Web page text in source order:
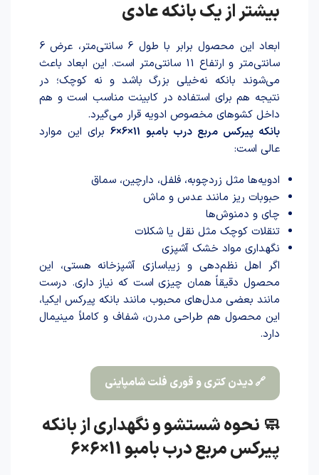
بیشتر از یک بانکه عادی
ابعاد این محصول برابر با طول 6 سانتی‌متر، عرض 6
سانتی‌متر و ارتفاع 11 سانتی‌متر است. این ابعاد باعث
می‌شوند بانکه نه‌خیلی بزرگ باشد و نه کوچک؛ در
نتیجه هم برای استفاده در کابینت مناسب است و هم
داخل کشوهای مخصوص ادویه قرار می‌گیرد.
بانکه پیرکس مربع درب بامبو 11×6×6
برای این موارد
عالی است:
ادویه‌ها مثل زردچوبه، فلفل، دارچین، سماق
حبوبات ریز مانند عدس و ماش
چای و دمنوش‌ها
تنقلات کوچک مثل نقل یا شکلات
نگهداری مواد خشک آشپزی
اگر اهل نظم‌دهی و زیباسازی آشپزخانه هستی، این
محصول دقیقاً همان چیزی است که نیاز داری. درست
مانند بعضی مدل‌های محبوب مانند بانکه پیرکس ایکیا،
این محصول هم طراحی مدرن، شفاف و کاملاً مینیمال
دارد.
🔗 دیدن کتری و قوری فلت شامپاینی
🧼 نحوه شستشو و نگهداری از بانکه
پیرکس مربع درب بامبو 11×6×6